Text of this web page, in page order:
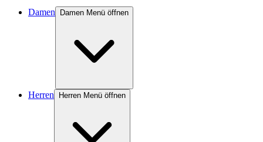
Damen Damen Menü öffnen
Herren Herren Menü öffnen